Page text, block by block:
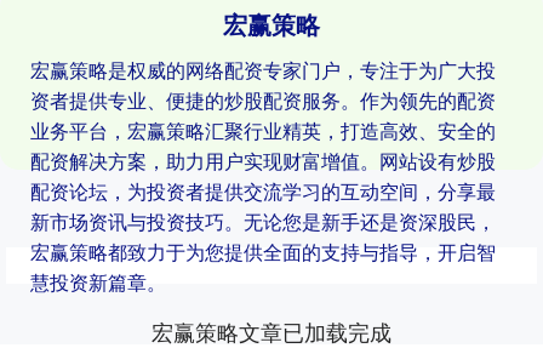
宏赢策略
宏赢策略是权威的网络配资专家门户，专注于为广大投
资者提供专业、便捷的炒股配资服务。作为领先的配资
业务平台，宏赢策略汇聚行业精英，打造高效、安全的
配资解决方案，助力用户实现财富增值。网站设有炒股
配资论坛，为投资者提供交流学习的互动空间，分享最
新市场资讯与投资技巧。无论您是新手还是资深股民，
宏赢策略都致力于为您提供全面的支持与指导，开启智
慧投资新篇章。
宏赢策略文章已加载完成